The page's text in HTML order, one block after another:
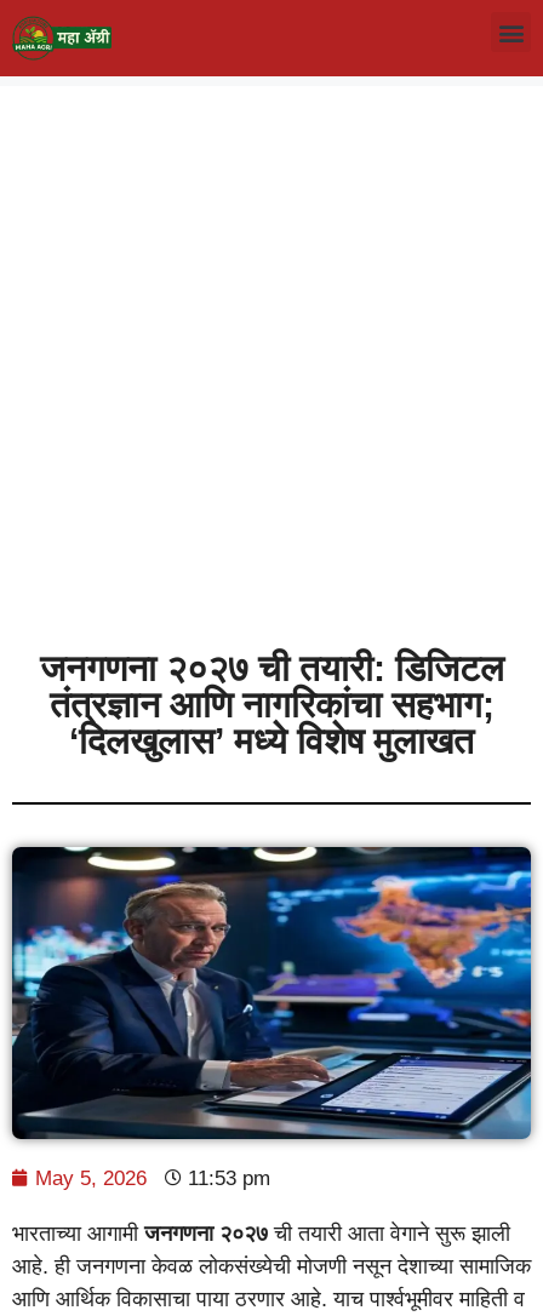
जनगणना २०२७ ची तयारी: डिजिटल
तंत्रज्ञान आणि नागरिकांचा सहभाग;
‘दिलखुलास’ मध्ये विशेष मुलाखत
May 5, 2026 11:53 pm
भारताच्या आगामीजनगणना २०२७ ची तयारी आता वेगाने सुरू झाली
आहे. ही जनगणना केवळ लोकसंख्येची मोजणी नसून देशाच्या सामाजिक
आणि आर्थिक विकासाचा पाया ठरणार आहे. याच पार्श्वभूमीवर माहिती व